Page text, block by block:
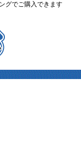
グでご購入できます